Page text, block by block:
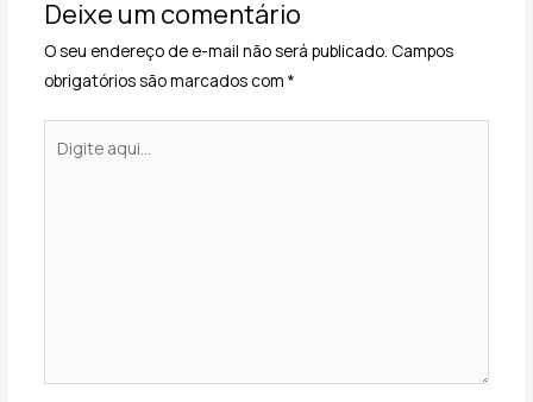
Deixe um comentário
O seu endereço de e-mail não será publicado. Campos
obrigatórios são marcados com *
aqui...